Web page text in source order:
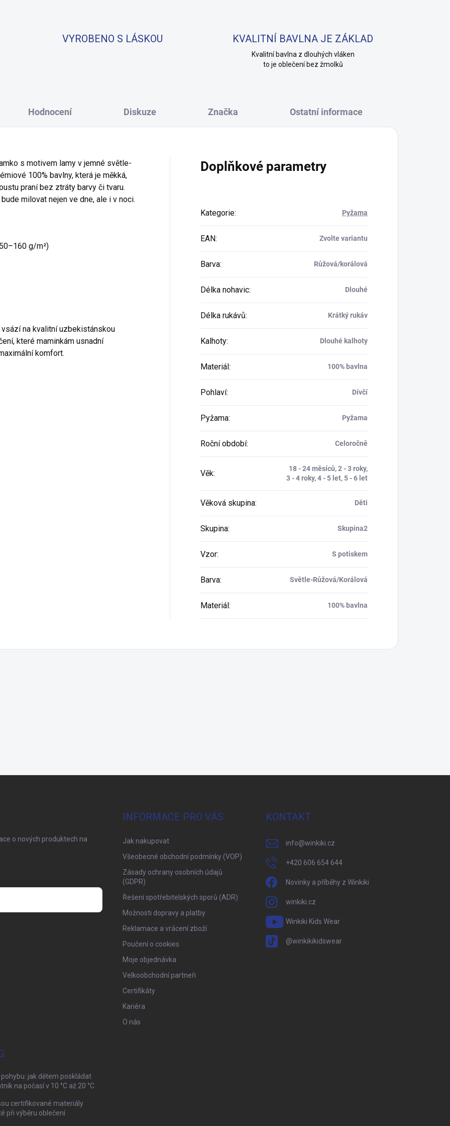
VYROBENO S LÁSKOU KVALITNÍ BAVLNA JE ZÁKLAD
Kvalitní bavlna z dlouhých vláken
to je oblečení bez žmolků
Hodnocení Diskuze Značka Ostatní informace
s motivem lamy v jemné světle-
100% bavlny, která je měkká,
praní bez ztráty barvy či tvaru.
milovat nejen ve dne, ale i v noci.
g/m²)
na kvalitní uzbekistánskou
které maminkám usnadní
komfort.
Doplňkové parametry
Kategorie: Pyžama
EAN: Zvolte variantu
Barva: Růžová/korálová
Délka nohavic: Dlouhé
Délka rukávů: Krátký rukáv
Kalhoty: Dlouhé kalhoty
Materiál : 100% bavlna
Pohlaví: Dívčí
Pyžama: Pyžama
Roční období: Celoročně
Věk:
18 - 24 měsíců, 2 - 3 roky,
3 - 4 roky, 4 - 5 let, 5 - 6 let
Věková skupina: Děti
Skupina: Skupina2
Vzor: S potiskem
Barva: Světle-Růžová/Korálová
Materiál : 100% bavlna
o nových produktech na
INFORMACE PRO VÁS
Jak nakupovat
Všeobecné obchodní podmínky (VOP)
Zásady ochrany osobních údajů
(GDPR)
Řešení spotřebitelských sporů (ADR)
Možnosti dopravy a platby
Reklamace a vrácení zboží
Poučení o cookies
Moje objednávka
Velkoobchodní partneři
Certifikáty
Kariéra
O nás
KONTAKT
info@winkiki.cz
+420 606 654 644
Novinky a příběhy z Winkiki
winkiki.cz
Winkiki Kids Wear
@winkikikidswear
jak dětem poskládat
na počasí v 10 °C až 20 °C
certifikované materiály
při výběru oblečení